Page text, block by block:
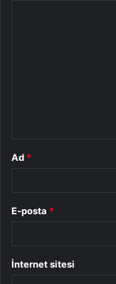
Ad *
E-posta *
İnternet sitesi